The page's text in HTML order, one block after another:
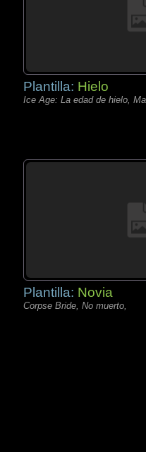
Plantilla: Hielo
Ice Age: La edad de hielo,
Plantilla: Novia
Corpse Bride, No muerto,